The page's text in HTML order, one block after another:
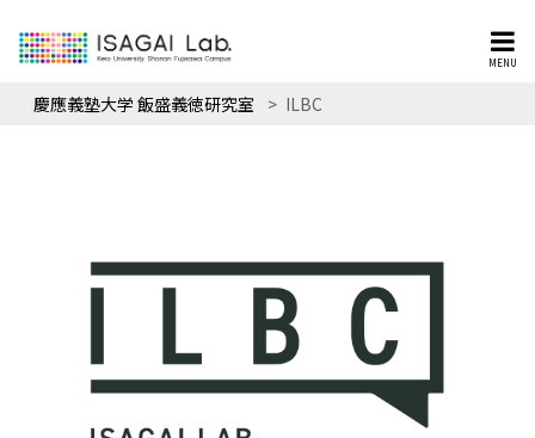
MENU
慶應義塾大学 飯盛義徳研究室 > ILBC